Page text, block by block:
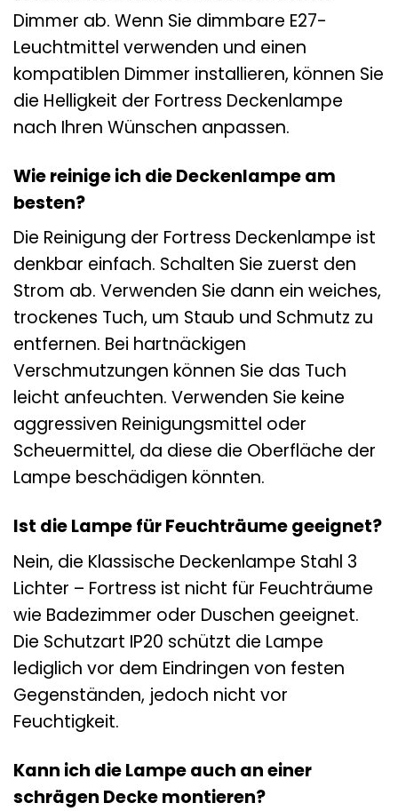
Dimmer ab. Wenn Sie dimmbare E27-
Leuchtmittel verwenden und einen
kompatiblen Dimmer installieren, können Sie
die Helligkeit der Fortress Deckenlampe
nach Ihren Wünschen anpassen.
Wie reinige ich die Deckenlampe am
besten?
Die Reinigung der Fortress Deckenlampe ist
denkbar einfach. Schalten Sie zuerst den
Strom ab. Verwenden Sie dann ein weiches,
trockenes Tuch, um Staub und Schmutz zu
entfernen. Bei hartnäckigen
Verschmutzungen können Sie das Tuch
leicht anfeuchten. Verwenden Sie keine
aggressiven Reinigungsmittel oder
Scheuermittel, da diese die Oberfläche der
Lampe beschädigen könnten.
Ist die Lampe für Feuchträume geeignet?
Nein, die Klassische Deckenlampe Stahl 3
Lichter – Fortress ist nicht für Feuchträume
wie Badezimmer oder Duschen geeignet.
Die Schutzart IP20 schützt die Lampe
lediglich vor dem Eindringen von festen
Gegenständen, jedoch nicht vor
Feuchtigkeit.
Kann ich die Lampe auch an einer
schrägen Decke montieren?